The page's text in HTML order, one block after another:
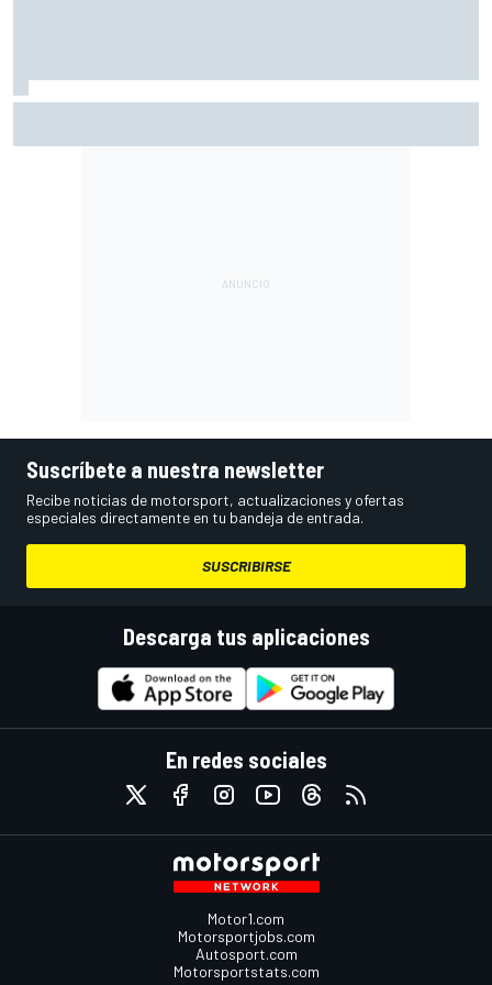
Suscríbete a nuestra newsletter
Recibe noticias de motorsport, actualizaciones y ofertas
especiales directamente en tu bandeja de entrada.
SUSCRIBIRSE
Descarga tus aplicaciones
En redes sociales
Motor1.com
Motorsportjobs.com
Autosport.com
Motorsportstats.com